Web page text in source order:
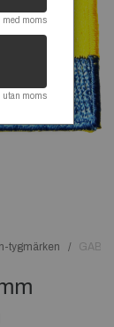
tygmärken
med moms
utan moms